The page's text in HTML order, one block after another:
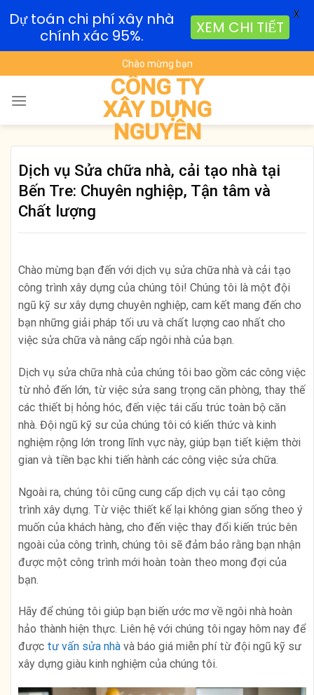
to
content
Chào mừng bạn
CÔNG TY
XÂY DỰNG
NGUYÊN
Dịch vụ Sửa chữa nhà, cải tạo nhà tại
Bến Tre: Chuyên nghiệp, Tận tâm và
Chất lượng
Chào mừng bạn đến với dịch vụ sửa chữa nhà và cải tạo
công trình xây dựng của chúng tôi! Chúng tôi là một đội
ngũ kỹ sư xây dựng chuyên nghiệp, cam kết mang đến cho
bạn những giải pháp tối ưu và chất lượng cao nhất cho
việc sửa chữa và nâng cấp ngôi nhà của bạn.
Dịch vụ sửa chữa nhà của chúng tôi bao gồm các công việc
từ nhỏ đến lớn, từ việc sửa sang trọng căn phòng, thay thế
các thiết bị hỏng hóc, đến việc tái cấu trúc toàn bộ căn
nhà. Đội ngũ kỹ sư của chúng tôi có kiến thức và kinh
nghiệm rộng lớn trong lĩnh vực này, giúp bạn tiết kiệm thời
gian và tiền bạc khi tiến hành các công việc sửa chữa.
Ngoài ra, chúng tôi cũng cung cấp dịch vụ cải tạo công
trình xây dựng. Từ việc thiết kế lại không gian sống theo ý
muốn của khách hàng, cho đến việc thay đổi kiến trúc bên
ngoài của công trình, chúng tôi sẽ đảm bảo rằng bạn nhận
được một công trình mới hoàn toàn theo mong đợi của
bạn.
Hãy để chúng tôi giúp bạn biến ước mơ về ngôi nhà hoàn
hảo thành hiện thực. Liên hệ với chúng tôi ngay hôm nay để
được tư vấn sửa nhà và báo giá miễn phí từ đội ngũ kỹ sư
xây dựng giàu kinh nghiệm của chúng tôi.
Dự toán chi phí xây nhà
chính xác 95%.
XEM CHI TIẾT
X